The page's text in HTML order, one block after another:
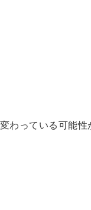
わっている可能性